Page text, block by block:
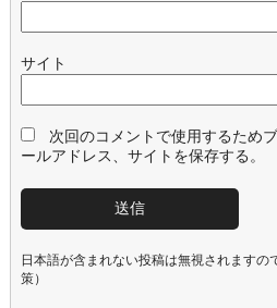
サイト
次回のコメントで使用するため
ールアドレス、サイトを保存する。
日本語が含まれない投稿は無視されますの
策）